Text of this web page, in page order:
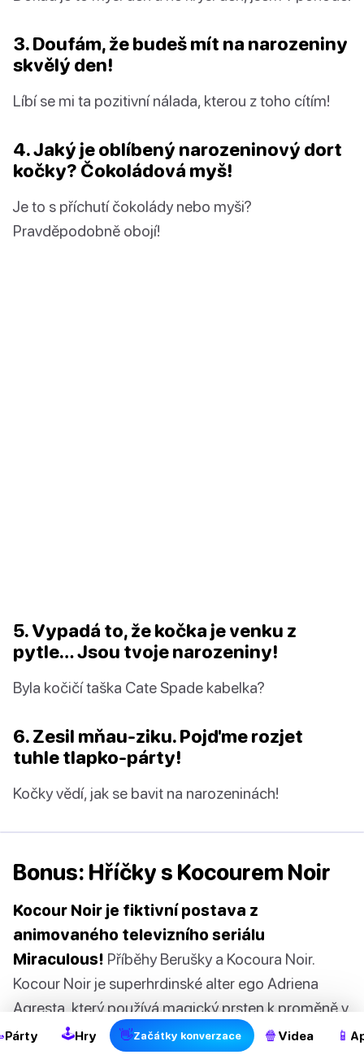
2
3. Doufám, že budeš mít na narozeniny
skvělý den!
Líbí se mi ta pozitivní nálada, kterou z toho cítím!
4. Jaký je oblíbený narozeninový dort
kočky? Čokoládová myš!
Je to s příchutí čokolády nebo myši?
Pravděpodobně obojí!
5. Vypadá to, že kočka je venku z
pytle… Jsou tvoje narozeniny!
Byla kočičí taška Cate Spade kabelka?
6. Zesil mňau-ziku. Pojďme rozjet
tuhle tlapko-párty!
Kočky vědí, jak se bavit na narozeninách!
Bonus: Hříčky s Kocourem Noir
Kocour Noir je fiktivní postava z
animovaného televizního seriálu
Miraculous! Příběhy Berušky a Kocoura Noir.
Kocour Noir je superhrdinské alter ego Adriena
Agresta, který používá magický prsten k proměně v
Kocoura Noir.
Párty 🕹Hry 👋Začátky konverzace 🍿 Videa 📱